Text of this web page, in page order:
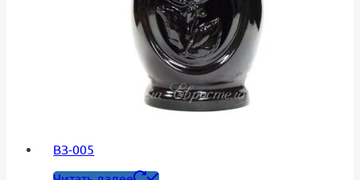
ВЗ-005